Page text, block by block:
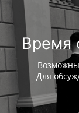
Время
Для